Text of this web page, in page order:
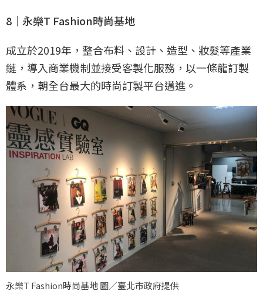
8｜永樂T Fashion時尚基地
成立於2019年，整合布料、設計、造型、妝髮等產業
鏈，導入商業機制並接受客製化服務，以一條龍訂製
體系，朝全台最大的時尚訂製平台邁進。
永樂T Fashion時尚基地 圖／臺北市政府提供